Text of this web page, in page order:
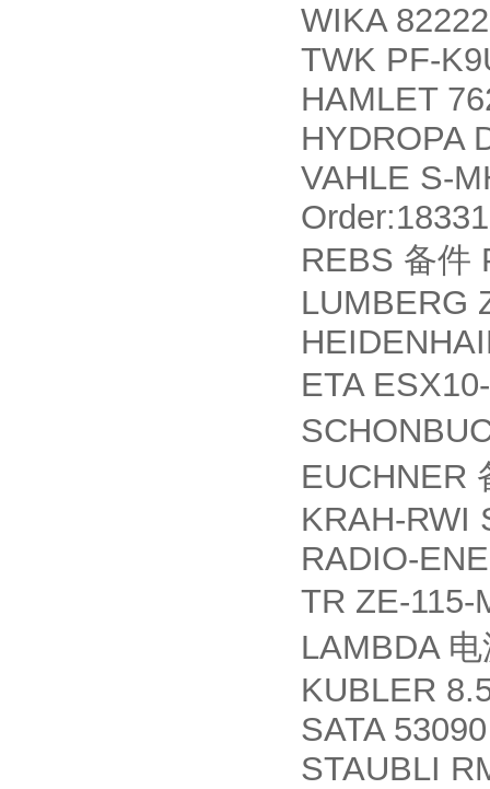
WIKA
TWK PF-
HAMLET
HYDROPA
VAHLE S-
REBS 备件
LUMBERG
ETA
EUCHNER
KRAH-RWI
RADIO-
TR ZE-
LAMBDA
KUBLER
SATA 53090
STAUBLI